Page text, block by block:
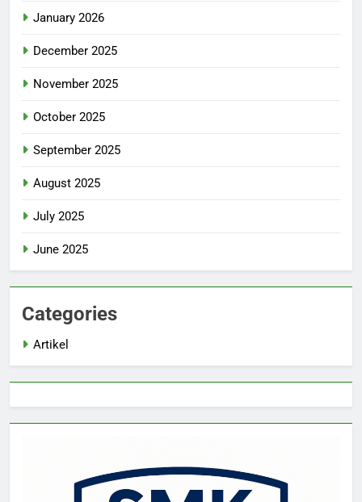
January 2026
December 2025
November 2025
October 2025
September 2025
August 2025
July 2025
June 2025
Categories
Artikel